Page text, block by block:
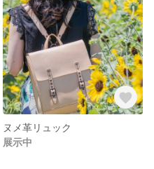
ヌメ革リュック
展示中